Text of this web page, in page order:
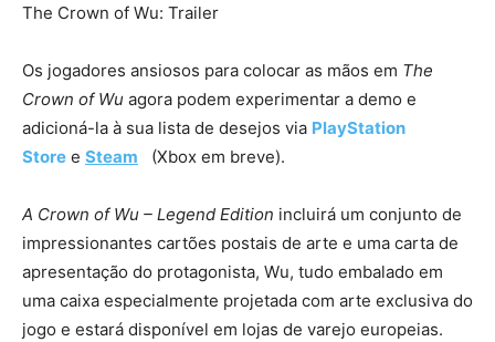
The Crown of Wu: Trailer
Os jogadores ansiosos para colocar as mãos em The
Crown of Wu agora podem experimentar a demo e
adicioná-la à sua lista de desejos via PlayStation
Store e Steam (Xbox em breve).
A Crown of Wu – Legend Edition incluirá um conjunto de
impressionantes cartões postais de arte e uma carta de
apresentação do protagonista, Wu, tudo embalado em
uma caixa especialmente projetada com arte exclusiva do
jogo e estará disponível em lojas de varejo europeias.